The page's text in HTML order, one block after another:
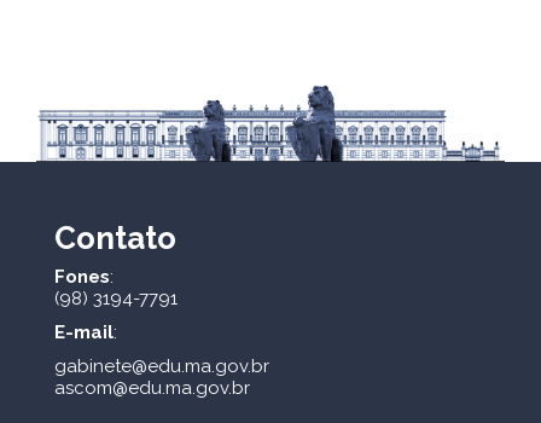
Contato
Fones:
(98) 3194-7791
E-mail:
gabinete@edu.ma.gov.br
ascom@edu.ma.gov.br